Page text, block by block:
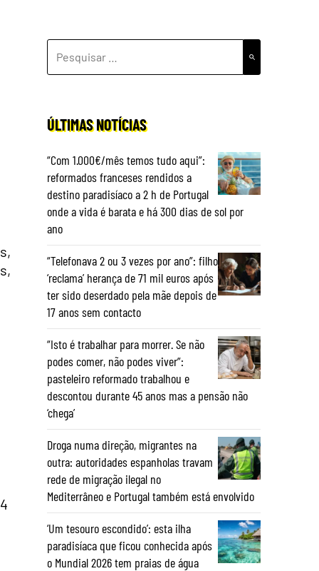
POR:
ÚLTIMAS NOTÍCIAS
“Com 1.000€/mês temos tudo aqui”:
reformados franceses rendidos a
destino paradisíaco a 2 h de Portugal
onde a vida é barata e há 300 dias de sol por
ano
“Telefonava 2 ou 3 vezes por ano”: filho
‘reclama’ herança de 71 mil euros após
ter sido deserdado pela mãe depois de
17 anos sem contacto
“Isto é trabalhar para morrer. Se não
podes comer, não podes viver”:
pasteleiro reformado trabalhou e
descontou durante 45 anos mas a pensão não
‘chega’
Droga numa direção, migrantes na
outra: autoridades espanholas travam
rede de migração ilegal no
Mediterrâneo e Portugal também está envolvido
‘Um tesouro escondido’: esta ilha
paradisíaca que ficou conhecida após
o Mundial 2026 tem praias de água